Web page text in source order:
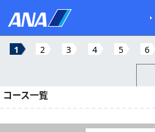
1 2 3 4 5 6
コース一覧